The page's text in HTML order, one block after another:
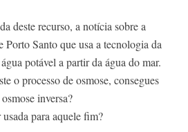
deste recurso, a notícia sobre a
Porto Santo que usa a tecnologia da
potável a partir da água do mar.
o processo de osmose, consegues
inversa?
para aquele fim?